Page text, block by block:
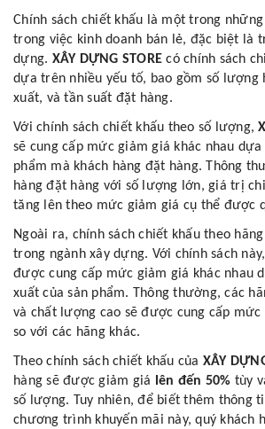
Chính sách chiết khấu là một trong
trong việc kinh doanh bán lẻ, đặc biệt là
dựng. XÂY DỰNG STORE có chính sách
dựa trên nhiều yếu tố, bao gồm số lượng
xuất, và tần suất đặt hàng.
Với chính sách chiết khấu theo số lượng,
sẽ cung cấp mức giảm giá khác nhau
phẩm mà khách hàng đặt hàng. Thông
hàng đặt hàng với số lượng lớn, giá trị
tăng lên theo mức giảm giá cụ thể được
Ngoài ra, chính sách chiết khấu theo
trong ngành xây dựng. Với chính sách
được cung cấp mức giảm giá khác nhau
xuất của sản phẩm. Thông thường, các
và chất lượng cao sẽ được cung cấp
so với các hãng khác.
Theo chính sách chiết khấu của XÂY
hàng sẽ được giảm giá
lên đến 50% tùy
số lượng. Tuy nhiên, để biết thêm thông
chương trình khuyến mãi này, quý khách